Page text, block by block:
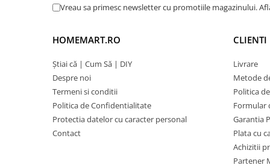
Vreau sa primesc newsletter cu promotiile magazinului.
HOMEMART.RO
Știai că | Cum Să | DIY
Despre noi
Termeni si conditii
Politica de Confidentialitate
Protectia datelor cu caracter personal
Contact
CLIENTI
Livrare
Metode
Politica
Formular
Garantia
Plata cu
Achizitii
Partener